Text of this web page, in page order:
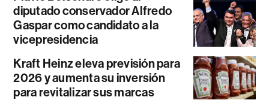
diputado conservador Alfredo
Gaspar como candidato a la
vicepresidencia
Kraft Heinz eleva previsión para
2026 y aumenta su inversión
para revitalizar sus marcas